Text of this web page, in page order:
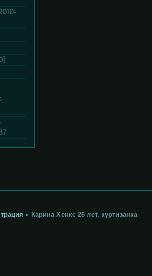
» Карина Хенкс 26 лет. куртизанка